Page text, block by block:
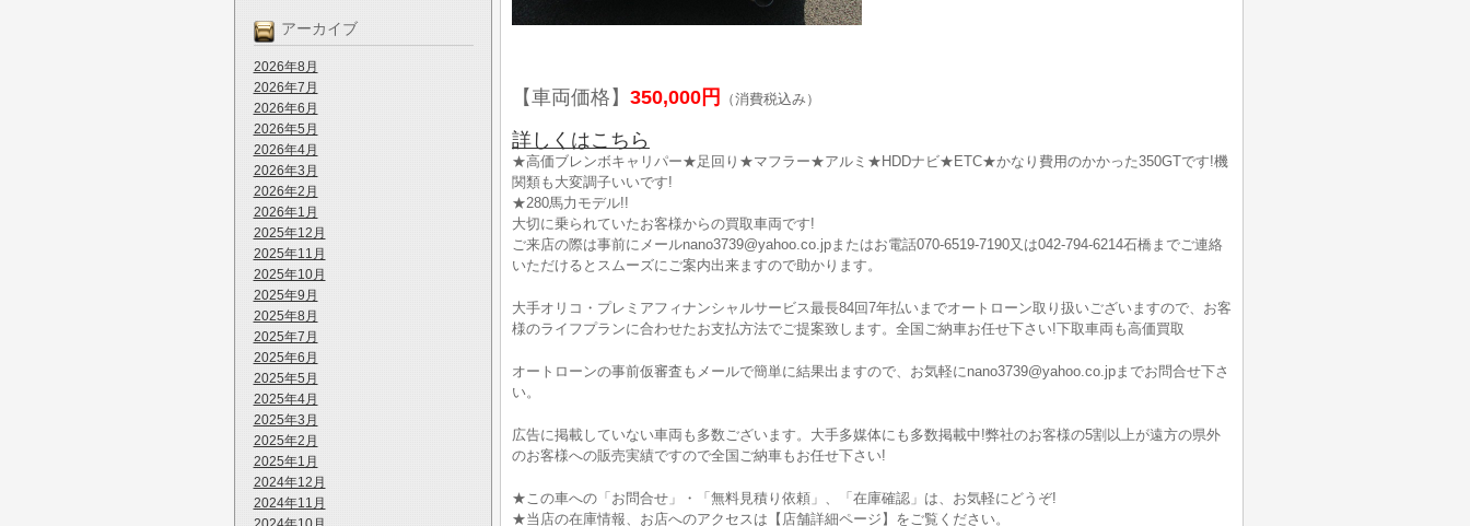
アーカイブ
2026年8月
2026年7月
2026年6月
2026年5月
2026年4月
2026年3月
2026年2月
2026年1月
2025年12月
2025年11月
2025年10月
2025年9月
2025年8月
2025年7月
2025年6月
2025年5月
2025年4月
2025年3月
2025年2月
2025年1月
2024年12月
2024年11月
【車両価格】 350,000円 （消費税込み）
詳しくはこちら
★高価ブレンボキャリパー★足回り★マフラー★アルミ★HDDナビ★ETC★かなり費用のかかった350GTです!機
関類も大変調子いいです!
★280馬力モデル!!
大切に乗られていたお客様からの買取車両です!
ご来店の際は事前にメールnano3739@yahoo.co.jpまたはお電話070-6519-7190又は042-794-6214石橋までご連絡
いただけるとスムーズにご案内出来ますので助かります。
大手オリコ・プレミアフィナンシャルサービス最長84回7年払いまでオートローン取り扱いございますので、お客
様のライフプランに合わせたお支払方法でご提案致します。全国ご納車お任せ下さい!下取車両も高価買取
オートローンの事前仮審査もメールで簡単に結果出ますので、お気軽にnano3739@yahoo.co.jpまでお問合せ下さ
い。
広告に掲載していない車両も多数ございます。大手多媒体にも多数掲載中!弊社のお客様の5割以上が遠方の県外
のお客様への販売実績ですので全国ご納車もお任せ下さい!
★この車への「お問合せ」・「無料見積り依頼」、「在庫確認」は、お気軽にどうぞ!
★当店の在庫情報、お店へのアクセスは【店舗詳細ページ】をご覧ください。